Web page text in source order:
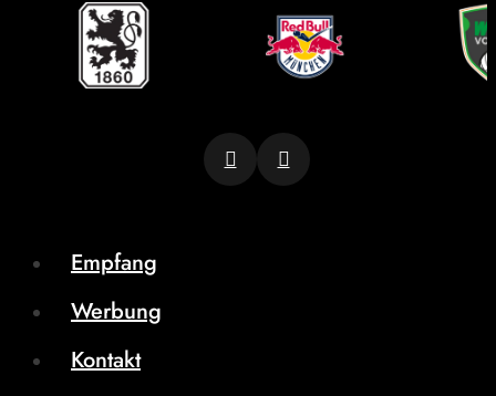
Empfang
Werbung
Kontakt